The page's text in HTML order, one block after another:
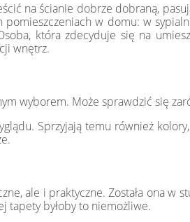
na ścianie dobrze dobraną,
w domu: w
która zdecyduje się na
wnętrz.
wyborem. Może sprawdzić się
Sprzyjają temu również
ale i praktyczne. Została ona w
tapety byłoby to niemożliwe.